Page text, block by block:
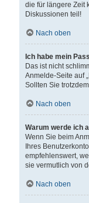
die für längere Zeit
Diskussionen teil!
Nach oben
Ich habe mein
Das ist nicht
Anmelde-Seite auf
Sollten Sie
Nach oben
Warum werde ich
Wenn Sie beim
Ihres
empfehlenswert,
sie vermutlich von
Nach oben